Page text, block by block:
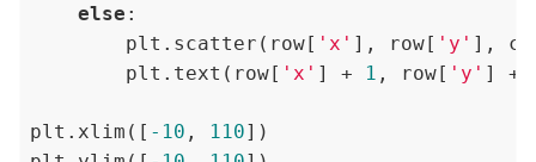
else :
        plt.scatter(row[
'x' ], row[ 'y' ], c=
        plt.text(row[
'x' ] + 1 , row[ 'y' ] +
plt.xlim([ -10 , 110])